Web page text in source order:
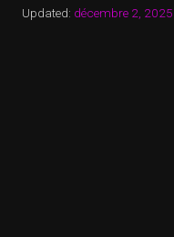
Updated: décembre 2, 2025